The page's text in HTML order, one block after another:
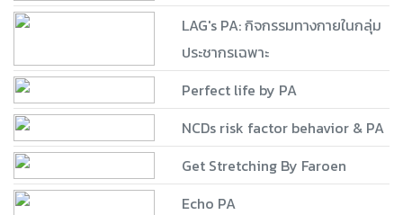
LAG's PA: กิจกรรมทางกายในกลุ่ม
ประชากรเฉพาะ
Perfect life by PA
NCDs risk factor behavior & PA
Get Stretching By Faroen
Echo PA